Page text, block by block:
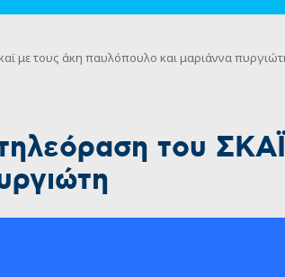
με τους άκη παυλόπουλο και μαριάννα
του